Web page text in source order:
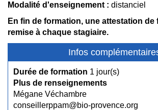
Modalité d'enseignement : distanciel
En fin de formation, une attestation de
remise à chaque stagiaire.
Infos
Durée de formation 1 jour(s)
Plus de renseignements
Mégane Véchambre
conseillerppam@bio-provence.org